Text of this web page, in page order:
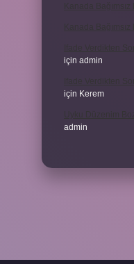
için admin
için Kerem
admin